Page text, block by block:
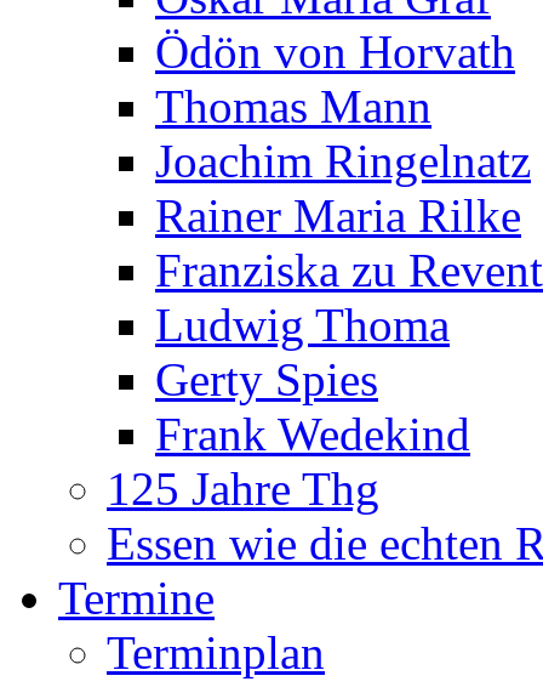
Ödön von Horvath
Thomas Mann
Joachim Ringelnatz
Rainer Maria Rilke
Franziska zu
Ludwig Thoma
Gerty Spies
Frank Wedekind
125 Jahre Thg
Essen wie die echten
Termine
Terminplan